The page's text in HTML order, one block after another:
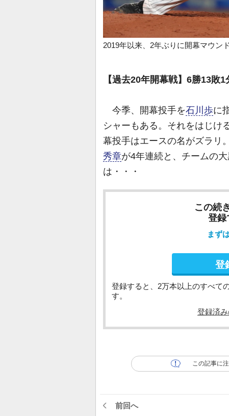
2019年以来、2年ぶりに開幕マウン
【過去20年開幕戦】6勝13敗
今季、開幕投手を石川歩に
シャーもある。それをはじけ
幕投手はエースの名がズラリ。
秀章が4年連続と、チームの
は・・・
この続
登録
まず
登
登録すると、2万本以上のすべて
す。
登録済
この記事に注
前回へ